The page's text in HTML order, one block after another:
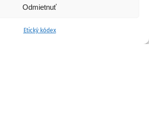
Odmietnuť
Etický kódex